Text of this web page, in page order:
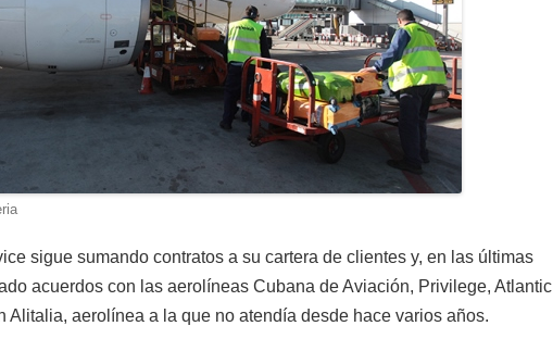
sigue sumando contratos a su cartera de clientes y, en las últimas
acuerdos con las aerolíneas Cubana de Aviación, Privilege, Atlantic
Alitalia, aerolínea a la que no atendía desde hace varios años.